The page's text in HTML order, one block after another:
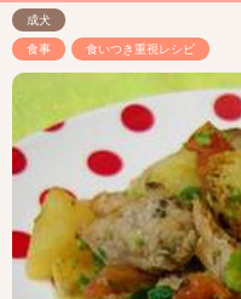
成犬
食事 食いつき重視レシピ